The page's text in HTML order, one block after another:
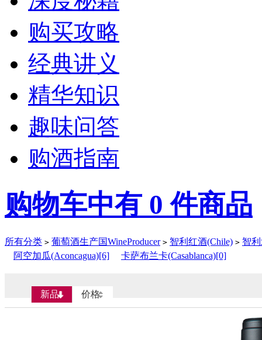
购买攻略
经典讲义
精华知识
趣味问答
购酒指南
购物车中有 0 件商品
所有分类 > 葡萄酒生产国WineProducer > 智利红酒(Chile) > 智
阿空加瓜(Aconcagua)[6]
卡萨布兰卡(Casablanca)[0]
新品 价格